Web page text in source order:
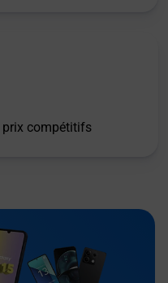
compétitifs